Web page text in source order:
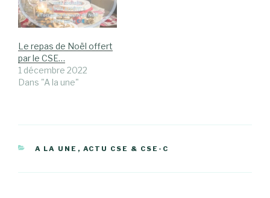
Le repas de Noël offert
par le CSE…
1 décembre 2022
Dans "A la une"
CATÉGORIES
A LA UNE , ACTU CSE & CSE-C